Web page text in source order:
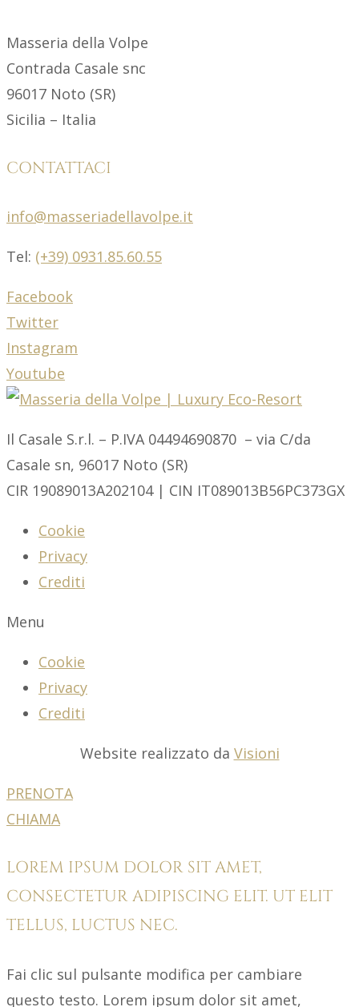
Masseria della Volpe
Contrada Casale snc
96017 Noto (SR)
Sicilia – Italia
CONTATTACI
info@masseriadellavolpe.it
Tel: (+39) 0931.85.60.55
Facebook
Twitter
Instagram
Youtube
Il Casale S.r.l. – P.IVA 04494690870 – via C/da
Casale sn, 96017 Noto (SR)
CIR 19089013A202104 | CIN IT089013B56PC373GX
Cookie
Privacy
Crediti
Menu
Cookie
Privacy
Crediti
Website realizzato da Visioni
PRENOTA
CHIAMA
LOREM IPSUM DOLOR SIT AMET,
CONSECTETUR ADIPISCING ELIT. UT ELIT
TELLUS, LUCTUS NEC.
Fai clic sul pulsante modifica per cambiare
questo testo. Lorem ipsum dolor sit amet,